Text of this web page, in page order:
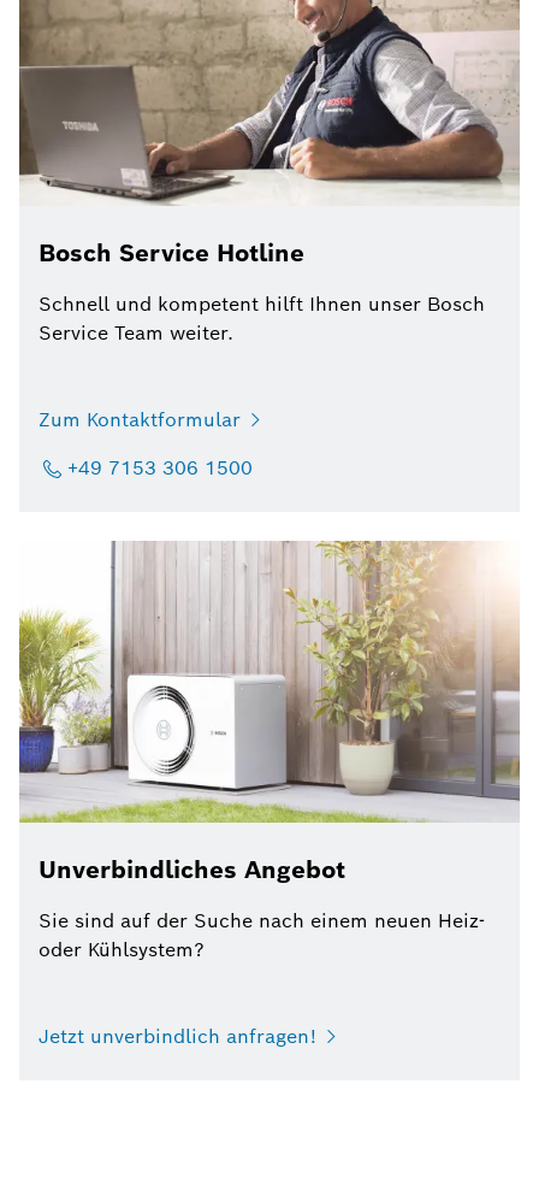
Bosch Service Hotline
Schnell und kompetent hilft Ihnen unser Bosch
Service Team weiter.
Zum Kontaktformular
+49 7153 306 1500
Unverbindliches Angebot
Sie sind auf der Suche nach einem neuen Heiz-
oder Kühlsystem?
Jetzt unverbindlich anfragen!